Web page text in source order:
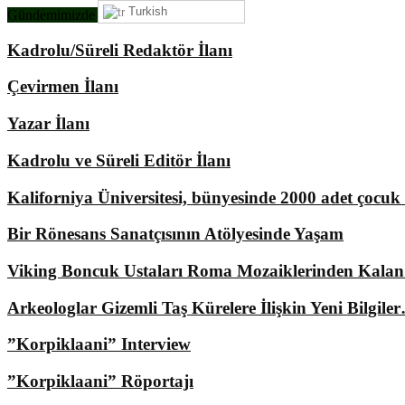
Gündemimizde Ne Var?
Kadrolu/Süreli Redaktör İlanı
Çevirmen İlanı
Yazar İlanı
Kadrolu ve Süreli Editör İlanı
Kaliforniya Üniversitesi, bünyesinde 2000 adet
Bir Rönesans Sanatçısının Atölyesinde Yaşam
Viking Boncuk Ustaları Roma Mozaiklerinden
Arkeologlar Gizemli Taş Kürelere İlişkin Yeni
”Korpiklaani” Interview
”Korpiklaani” Röportajı
Turkish